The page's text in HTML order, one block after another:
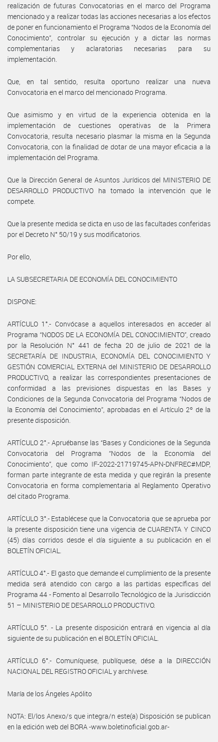
realización de futuras Convocatorias en el marco del Programa
mencionado y a realizar todas las acciones necesarias a los efectos
de poner en funcionamiento el Programa “Nodos de la Economía del
Conocimiento”, controlar su ejecución y a dictar las normas
complementarias y aclaratorias necesarias para su
implementación.
Que, en tal sentido, resulta oportuno realizar una nueva
Convocatoria en el marco del mencionado Programa.
Que asimismo y en virtud de la experiencia obtenida en la
implementación de cuestiones operativas de la Primera
Convocatoria, resulta necesario plasmar la misma en la Segunda
Convocatoria, con la finalidad de dotar de una mayor eficacia a la
implementación del Programa.
Que la Dirección General de Asuntos Jurídicos del MINISTERIO DE
DESARROLLO PRODUCTIVO ha tomado la intervención que le
compete.
Que la presente medida se dicta en uso de las facultades conferidas
por el Decreto N° 50/19 y sus modificatorios.
Por ello,
LA SUBSECRETARIA DE ECONOMÍA DEL CONOCIMIENTO
DISPONE:
ARTÍCULO 1°.- Convócase a aquellos interesados en acceder al
Programa “NODOS DE LA ECONOMÍA DEL CONOCIMIENTO”, creado
por la Resolución N° 441 de fecha 20 de julio de 2021 de la
SECRETARÍA DE INDUSTRIA, ECONOMÍA DEL CONOCIMIENTO Y
GESTIÓN COMERCIAL EXTERNA del MINISTERIO DE DESARROLLO
PRODUCTIVO, a realizar las correspondientes presentaciones de
conformidad a las previsiones dispuestas en las Bases y
Condiciones de la Segunda Convocatoria del Programa “Nodos de
la Economía del Conocimiento”, aprobadas en el Artículo 2º de la
presente disposición.
ARTÍCULO 2°.- Apruébanse las “Bases y Condiciones de la Segunda
Convocatoria del Programa “Nodos de la Economía del
Conocimiento”, que como IF-2022-21719745-APN-DNFREC#MDP,
forman parte integrante de esta medida y que regirán la presente
Convocatoria en forma complementaria al Reglamento Operativo
del citado Programa.
ARTÍCULO 3°.- Establécese que la Convocatoria que se aprueba por
la presente disposición tiene una vigencia de CUARENTA Y CINCO
(45) días corridos desde el día siguiente a su publicación en el
BOLETÍN OFICIAL.
ARTÍCULO 4°.- El gasto que demande el cumplimiento de la presente
medida será atendido con cargo a las partidas específicas del
Programa 44 - Fomento al Desarrollo Tecnológico de la Jurisdicción
51 – MINISTERIO DE DESARROLLO PRODUCTIVO.
ARTÍCULO 5°. - La presente disposición entrará en vigencia al día
siguiente de su publicación en el BOLETÍN OFICIAL.
ARTÍCULO 6°.- Comuníquese, publíquese, dése a la DIRECCIÓN
NACIONAL DEL REGISTRO OFICIAL y archívese.
María de los Ángeles Apólito
NOTA: El/los Anexo/s que integra/n este(a) Disposición se publican
en la edición web del BORA -www.boletinoficial.gob.ar-